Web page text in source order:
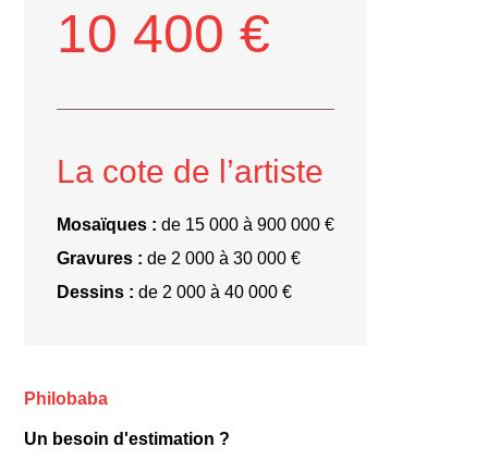
10 400 €
La cote de l’artiste
Mosaïques : de 15 000 à 900 000 €
Gravures : de 2 000 à 30 000 €
Dessins : de 2 000 à 40 000 €
Philobaba
Un besoin d'estimation ?